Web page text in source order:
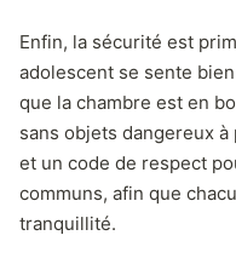
Enfin, la sécurité est
adolescent se sente
que la chambre est en
sans objets dangereux
et un code de respect
communs, afin que
tranquillité.